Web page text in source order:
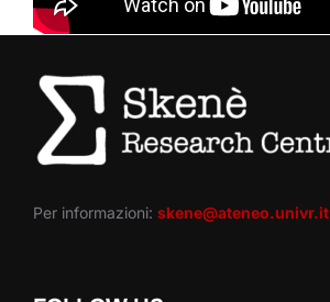
Per informazioni: skene@ateneo.univr.it